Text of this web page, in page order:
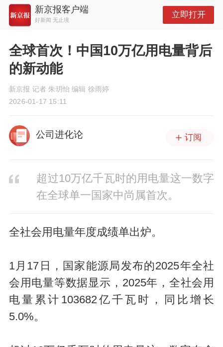
新京报客户端
好新闻 无止境
立即打开
全球首次！中国10万亿用电量背后
的新动能
新京报 记者 朱玥怡 编辑 徐雨婷
2026-01-17 15:11
公司进化论 订阅
超过10万亿千瓦时的用电量这一数字
在全球单一国家中尚属首次。
全社会用电量年度成绩单出炉。
1月17日，国家能源局发布的2025年全社
会用电量等数据显示，2025年，全社会用
电量累计103682亿千瓦时，同比增长
5.0%。